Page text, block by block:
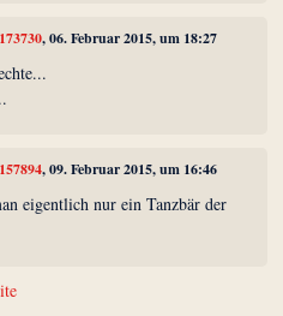
, 06. Februar 2015, um 18:27
, 09. Februar 2015, um 16:46
eigentlich nur ein Tanzbär der